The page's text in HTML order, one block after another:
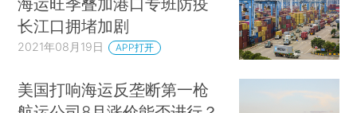
长江口拥堵加剧
2021年08月19日 APP打开
美国打响海运反垄断第一枪